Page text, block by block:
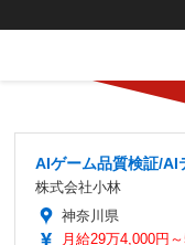
AIゲーム品質検証/AI
株式会社小林
神奈川県
月給29万4,000円